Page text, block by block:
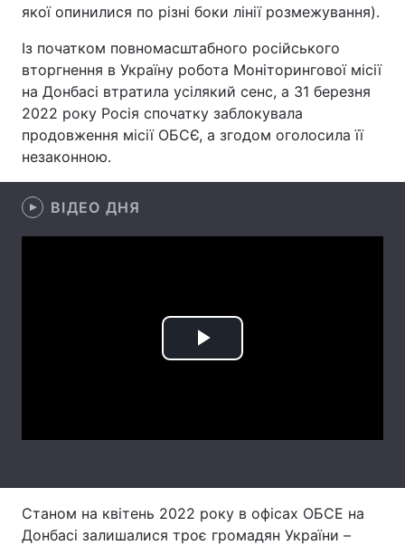
Лонгріди
Відео з Youtube Статті
Інтерв'ю Думки
Архів
Контакти
Послуги
якої опинилися по різні боки лінії розмежування).
Із початком повномасштабного російського
вторгнення в Україну робота Моніторингової місії
на Донбасі втратила усілякий сенс, а 31 березня
2022 року Росія спочатку заблокувала
продовження місії ОБСЄ, а згодом оголосила її
незаконною.
ВІДЕО ДНЯ
Play
Станом на квітень 2022 року в офісах ОБСЕ на
Донбасі залишалися троє громадян України –